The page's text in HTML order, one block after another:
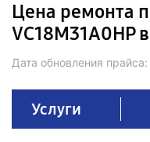
Цена ремонта
VC18M31A0HP
Дата обновления прайса:
Услуги